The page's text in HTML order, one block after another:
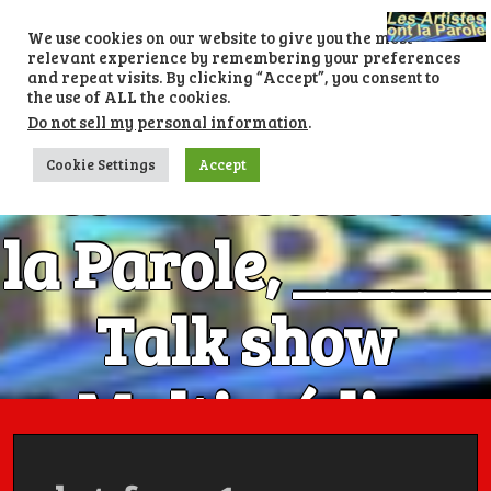
content
Les Artistes ont
la Parole, ______
Talk show
Multimédia
We use cookies on our website to give you the most
relevant experience by remembering your preferences
and repeat visits. By clicking “Accept”, you consent to
the use of ALL the cookies.
Do not sell my personal information.
Cookie Settings Accept